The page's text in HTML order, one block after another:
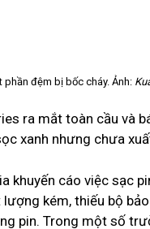
phần đệm bị bốc cháy. Ảnh:
ra mắt toàn cầu và
xanh nhưng chưa
khuyến cáo việc sạc
lượng kém, thiếu bộ
pin. Trong một số